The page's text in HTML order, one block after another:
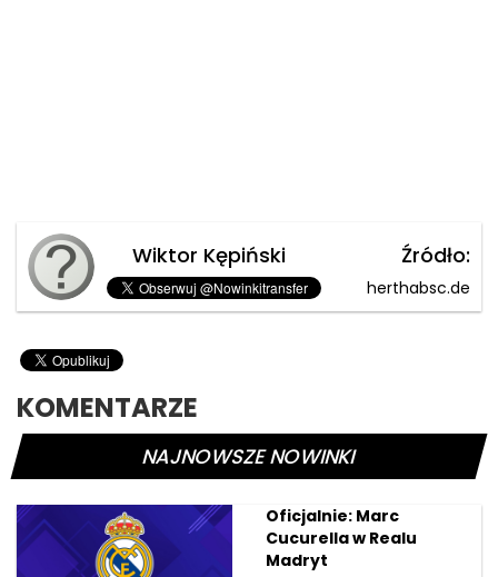
Wiktor Kępiński Źródło:
herthabsc.de
KOMENTARZE
NAJNOWSZE NOWINKI
Oficjalnie: Marc
Cucurella w Realu
Madryt